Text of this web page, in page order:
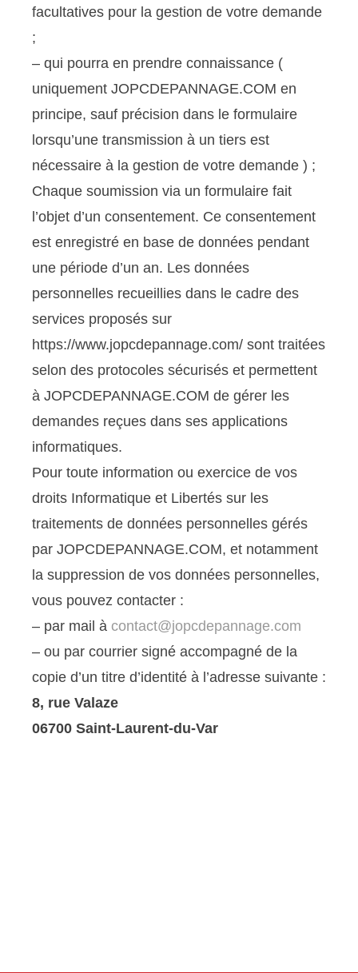
facultatives pour la gestion de votre demande
;
– qui pourra en prendre connaissance (
uniquement JOPCDEPANNAGE.COM en
principe, sauf précision dans le formulaire
lorsqu’une transmission à un tiers est
nécessaire à la gestion de votre demande ) ;
Chaque soumission via un formulaire fait
l’objet d’un consentement. Ce consentement
est enregistré en base de données pendant
une période d’un an. Les données
personnelles recueillies dans le cadre des
services proposés sur
https://www.jopcdepannage.com/ sont traitées
selon des protocoles sécurisés et permettent
à JOPCDEPANNAGE.COM de gérer les
demandes reçues dans ses applications
informatiques.
Pour toute information ou exercice de vos
droits Informatique et Libertés sur les
traitements de données personnelles gérés
par JOPCDEPANNAGE.COM, et notamment
la suppression de vos données personnelles,
vous pouvez contacter :
– par mail à contact@jopcdepannage.com
– ou par courrier signé accompagné de la
copie d’un titre d’identité à l’adresse suivante :
8, rue Valaze
06700 Saint-Laurent-du-Var